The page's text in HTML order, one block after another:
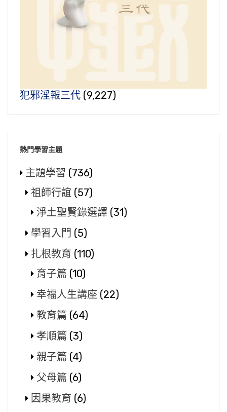
犯邪淫報三代 (9,227)
熱門學習主題
主題學習 (736)
祖師行誼 (57)
淨土聖賢錄選譯 (31)
學習入門 (5)
扎根教育 (110)
育子篇 (10)
幸福人生講座 (22)
教育篇 (64)
孝順篇 (3)
親子篇 (4)
父母篇 (6)
因果教育 (6)